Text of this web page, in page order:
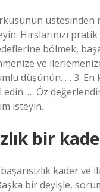
üstesinden
Hırslarınızı
bölmek,
ve
düşünün. … 3. En
edin. … Öz
isteyin.
bir
kader ve
bir deyişle,